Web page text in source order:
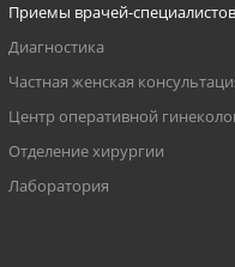
Приемы врачей-специалистов
Диагностика
Частная женская
Центр оперативной
Отделение хирургии
Лаборатория